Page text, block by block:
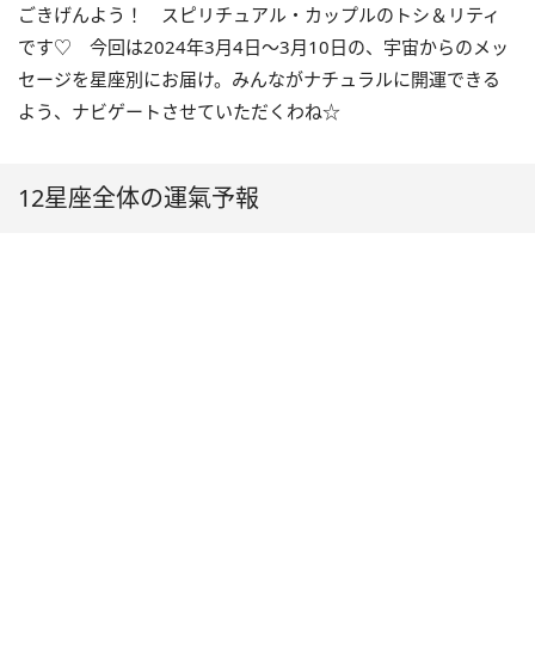
ごきげんよう！ スピリチュアル・カップルのトシ＆リティ
です♡ 今回は2024年3月4日〜3月10日の、宇宙からのメッ
セージを星座別にお届け。みんながナチュラルに開運できる
よう、ナビゲートさせていただくわね☆
12星座全体の運氣予報